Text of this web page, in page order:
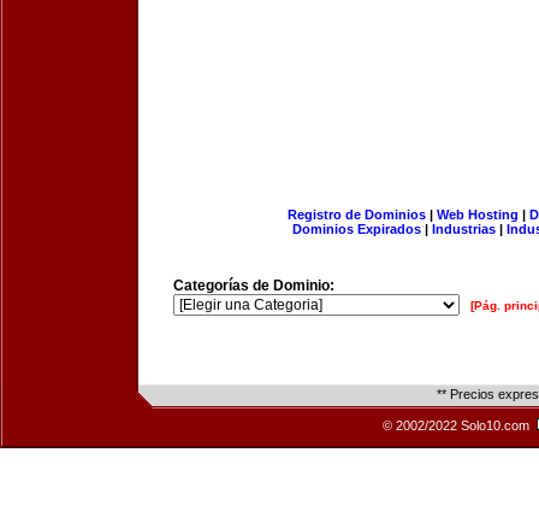
Registro de Dominios| Web Hosting |
Dominios Expirados | Industrias |
Categorías de Dominio:
[Pág.
** Precios
© 2002/2022 Solo10.com